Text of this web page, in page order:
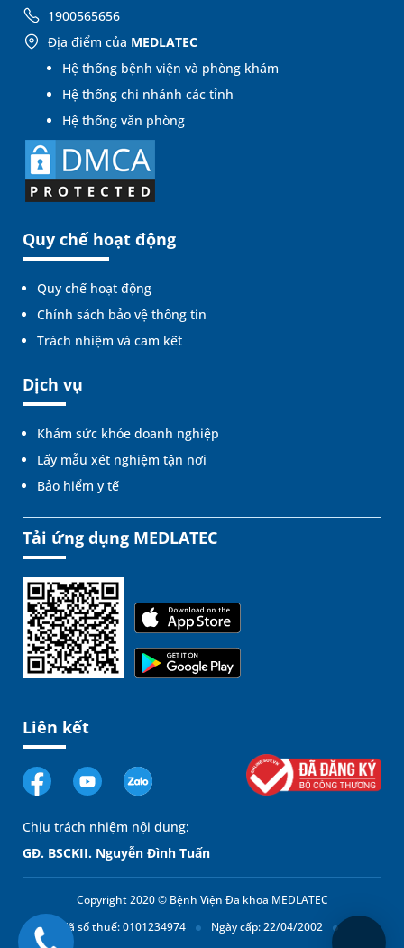
1900565656
Địa điểm của MEDLATEC
Hệ thống bệnh viện và phòng khám
Hệ thống chi nhánh các tỉnh
Hệ thống văn phòng
Quy chế hoạt động
Quy chế hoạt động
Chính sách bảo vệ thông tin
Trách nhiệm và cam kết
Dịch vụ
Khám sức khỏe doanh nghiệp
Lấy mẫu xét nghiệm tận nơi
Bảo hiểm y tế
Tải ứng dụng MEDLATEC
Liên kết
Chịu trách nhiệm nội dung:
GĐ. BSCKII. Nguyễn Đình Tuấn
Copyright 2020 © Bệnh Viện Đa khoa MEDLATEC
Mã số thuế: 0101234974
Ngày cấp: 22/04/2002